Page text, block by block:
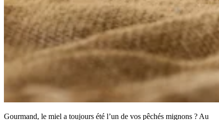
Gourmand, le miel a toujours été l’un de vos pêchés mignons ? Au